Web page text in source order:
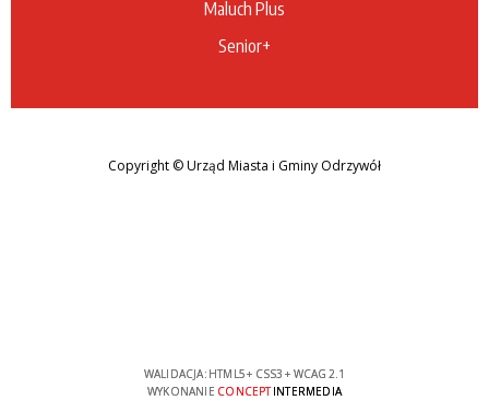
Maluch Plus
Senior+
Copyright © Urząd Miasta i Gminy Odrzywół
WALIDACJA: HTML5+ CSS3 + WCAG 2.1
WYKONANIE CONCEPTINTERMEDIA